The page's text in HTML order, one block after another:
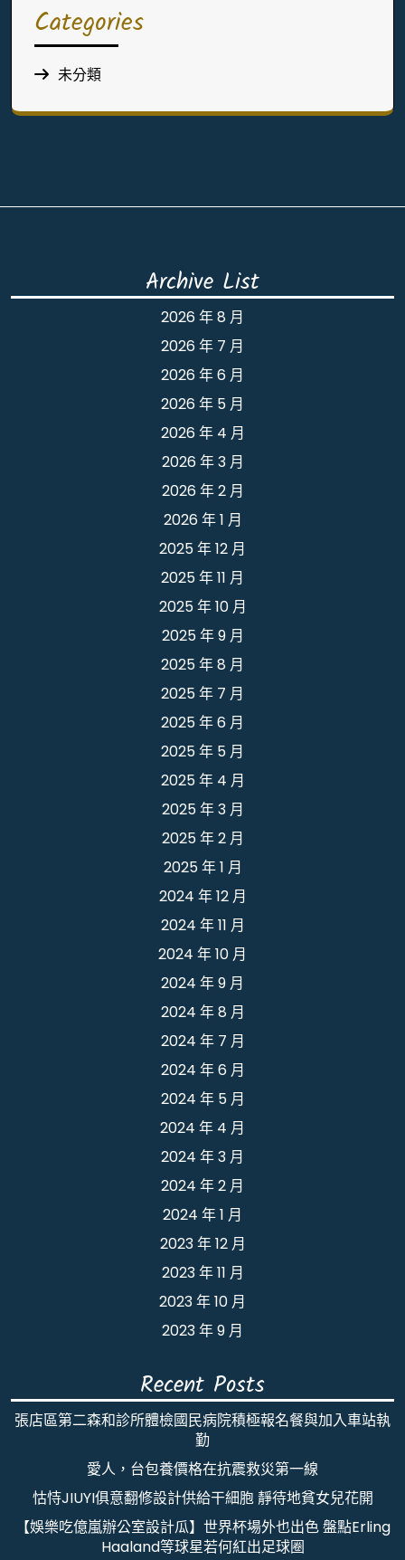
Categories
未分類
Archive List
2026 年 8 月
2026 年 7 月
2026 年 6 月
2026 年 5 月
2026 年 4 月
2026 年 3 月
2026 年 2 月
2026 年 1 月
2025 年 12 月
2025 年 11 月
2025 年 10 月
2025 年 9 月
2025 年 8 月
2025 年 7 月
2025 年 6 月
2025 年 5 月
2025 年 4 月
2025 年 3 月
2025 年 2 月
2025 年 1 月
2024 年 12 月
2024 年 11 月
2024 年 10 月
2024 年 9 月
2024 年 8 月
2024 年 7 月
2024 年 6 月
2024 年 5 月
2024 年 4 月
2024 年 3 月
2024 年 2 月
2024 年 1 月
2023 年 12 月
2023 年 11 月
2023 年 10 月
2023 年 9 月
Recent Posts
張店區第二森和診所體檢國民病院積極報名餐與加入車站執
勤
愛人，台包養價格在抗震救災第一線
怙恃JIUYI俱意翻修設計供給干細胞 靜待地貧女兒花開
【娛樂吃億嵐辦公室設計瓜】世界杯場外也出色 盤點Erling
Haaland等球星若何紅出足球圈